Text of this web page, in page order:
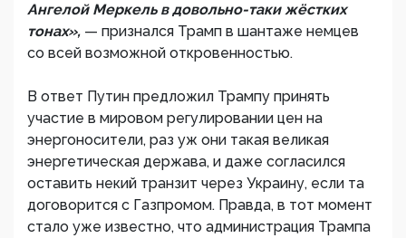
Ангелой Меркель в довольно-таки жёстких
тонах», — признался Трамп в шантаже немцев
со всей возможной откровенностью.
В ответ Путин предложил Трампу принять
участие в мировом регулировании цен на
энергоносители, раз уж они такая великая
энергетическая держава, и даже согласился
оставить некий транзит через Украину, если та
договорится с Газпромом. Правда, в тот момент
стало уже известно, что администрация Трампа